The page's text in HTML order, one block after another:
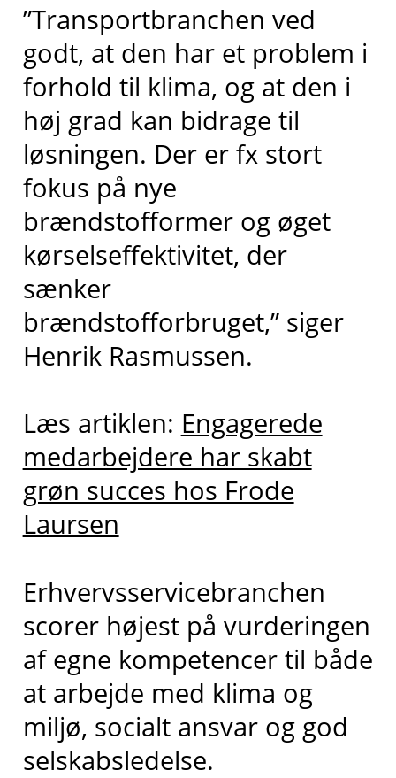
”Transportbranchen ved
godt, at den har et problem i
forhold til klima, og at den i
høj grad kan bidrage til
løsningen. Der er fx stort
fokus på nye
brændstofformer og øget
kørselseffektivitet, der
sænker
brændstofforbruget,” siger
Henrik Rasmussen.
Læs artiklen: Engagerede
medarbejdere har skabt
grøn succes hos Frode
Laursen
Erhvervsservicebranchen
scorer højest på vurderingen
af egne kompetencer til både
at arbejde med klima og
miljø, socialt ansvar og god
selskabsledelse.